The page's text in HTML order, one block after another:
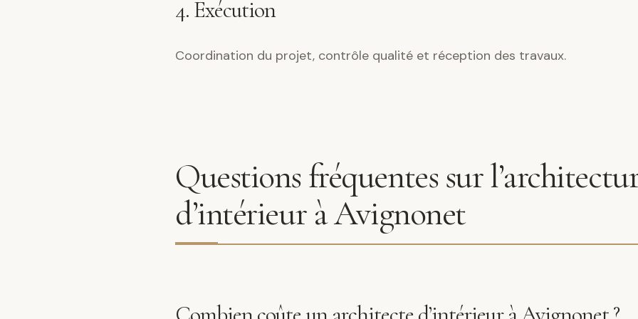
4. Exécution
Coordination du projet, contrôle qualité et réception des travaux.
Questions fréquentes sur
d’intérieur à Avignonet